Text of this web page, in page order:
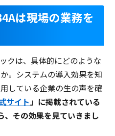
は現場の業務を
クは、具体的にどのような
。システムの導入効果を知
している企業の生の声を確
サイト」に掲載されている
、その効果を見ていきまし